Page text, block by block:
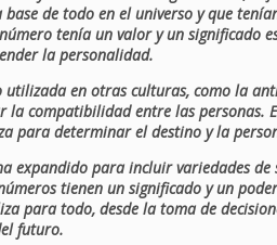
de todo en el universo y que
tenía un valor y un significado
la personalidad.
utilizada en otras culturas, como la
la compatibilidad entre las personas.
para determinar el destino y la
expandido para incluir variedades de
tienen un significado y un
para todo, desde la toma de
futuro.